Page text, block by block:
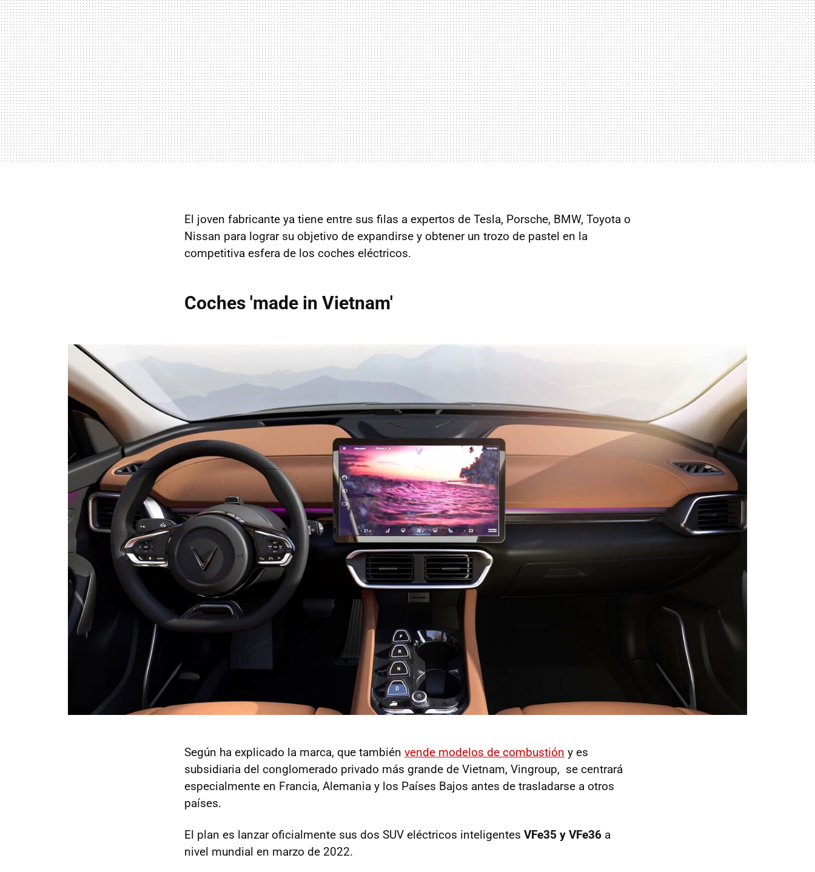
El joven fabricante ya tiene entre sus filas a expertos de Tesla, Porsche, BMW, Toyota o
Nissan para lograr su objetivo de expandirse y obtener un trozo de pastel en la
competitiva esfera de los coches eléctricos.
Coches 'made in Vietnam'
Según ha explicado la marca, que también vende modelos de combustión y es
subsidiaria del conglomerado privado más grande de Vietnam, Vingroup, se centrará
especialmente en Francia, Alemania y los Países Bajos antes de trasladarse a otros
países.
El plan es lanzar oficialmente sus dos SUV eléctricos inteligentes VFe35 y VFe36 a
nivel mundial en marzo de 2022.